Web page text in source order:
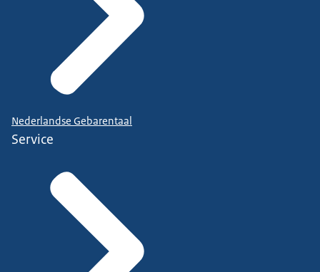
Nederlandse Gebarentaal
Service